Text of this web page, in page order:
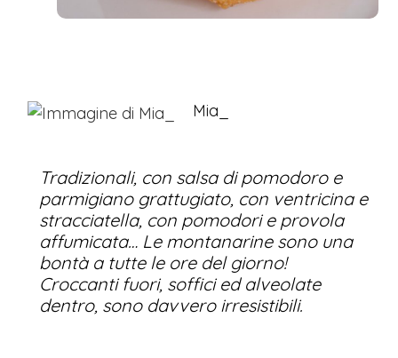
Mia_
Tradizionali, con salsa di pomodoro e
parmigiano grattugiato, con ventricina e
stracciatella, con pomodori e provola
affumicata… Le montanarine sono una
bontà a tutte le ore del giorno!
Croccanti fuori, soffici ed alveolate
dentro, sono davvero irresistibili.